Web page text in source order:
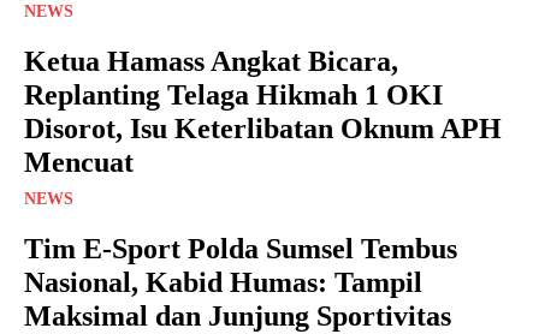
NEWS
Ketua Hamass Angkat Bicara,
Replanting Telaga Hikmah 1 OKI
Disorot, Isu Keterlibatan Oknum APH
Mencuat
NEWS
Tim E-Sport Polda Sumsel Tembus
Nasional, Kabid Humas: Tampil
Maksimal dan Junjung Sportivitas